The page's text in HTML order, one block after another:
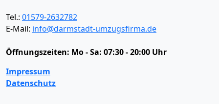
Tel.: 01579-2632782
E-Mail: info@darmstadt-umzugsfirma.de
Öffnungszeiten: Mo - Sa: 07:30 - 20:00 Uhr
Impressum
Datenschutz